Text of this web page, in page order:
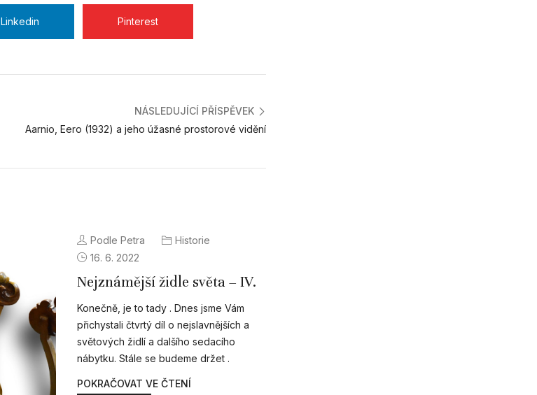
Linkedin Pinterest
NÁSLEDUJÍCÍ PŘÍSPĚVEK
Aarnio, Eero (1932) a jeho úžasné prostorové vidění
Podle Petra
Historie
16. 6. 2022
Nejznámější židle světa – IV.
Konečně, je to tady . Dnes jsme Vám
přichystali čtvrtý díl o nejslavnějších a
světových židlí a dalšího sedacího
nábytku. Stále se budeme držet .
POKRAČOVAT VE ČTENÍ